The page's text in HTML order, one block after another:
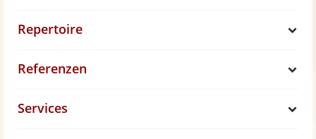
Repertoire
Referenzen
Services